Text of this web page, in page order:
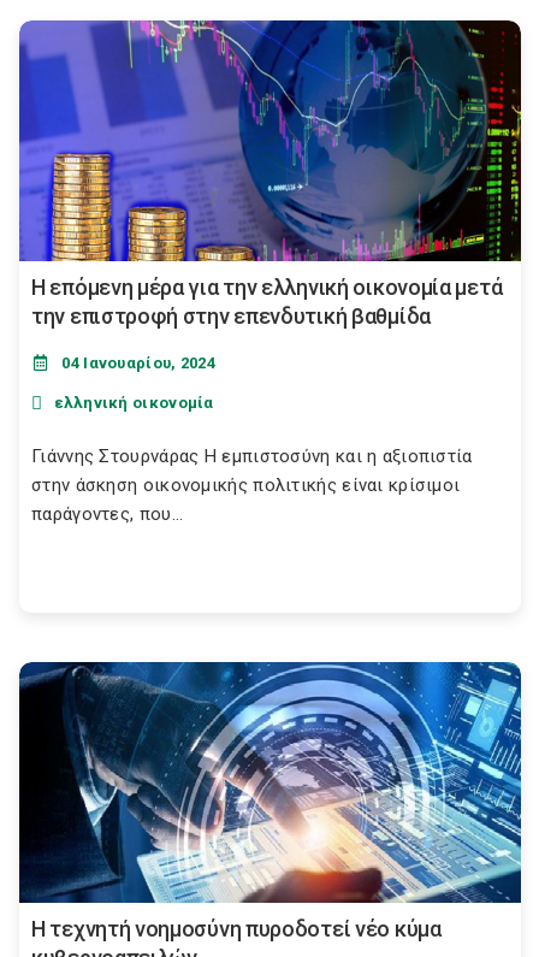
Η επόμενη μέρα για την ελληνική οικονομία μετά
την επιστροφή στην επενδυτική βαθμίδα
04 Ιανουαρίου, 2024
ελληνική οικονομία
Γιάννης Στουρνάρας Η εμπιστοσύνη και η αξιοπιστία
στην άσκηση οικονομικής πολιτικής είναι κρίσιμοι
παράγοντες, που...
Η τεχνητή νοημοσύνη πυροδοτεί νέο κύμα